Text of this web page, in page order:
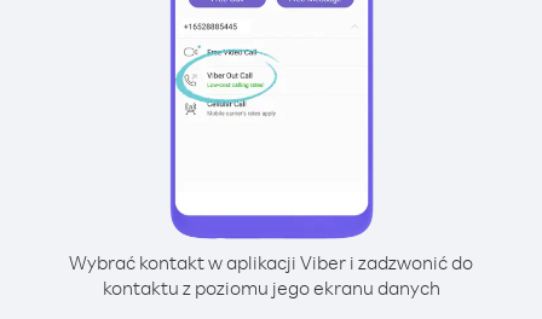
Wybrać kontakt w aplikacji Viber i zadzwonić do
kontaktu z poziomu jego ekranu danych